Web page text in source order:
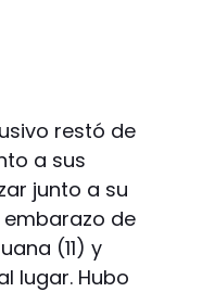
restó de
a sus
junto a su
de
(11) y
lugar. Hubo